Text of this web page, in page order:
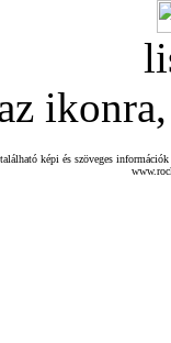
ikonra,
képi és szöveges információk